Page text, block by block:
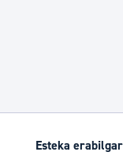
Esteka